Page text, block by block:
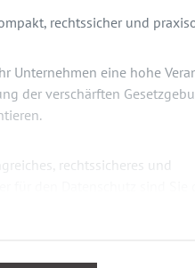
rechtssicher und
Unternehmen eine hohe
der verschärften
rechtssicheres und